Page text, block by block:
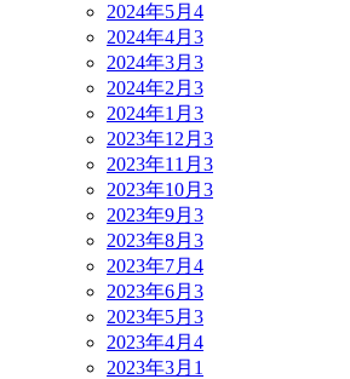
2024年5月 4
2024年4月 3
2024年3月 3
2024年2月 3
2024年1月 3
2023年12月 3
2023年11月 3
2023年10月 3
2023年9月 3
2023年8月 3
2023年7月 4
2023年6月 3
2023年5月 3
2023年4月 4
2023年3月 1